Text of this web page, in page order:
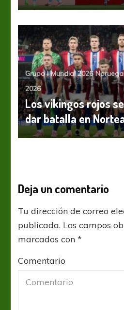
Grupo I Mundial 2026 Noruega
2026
Los vikingos rojos
dar batalla en
Deja un comentario
Tu dirección de correo
publicada. Los campos
marcados con*
Comentario